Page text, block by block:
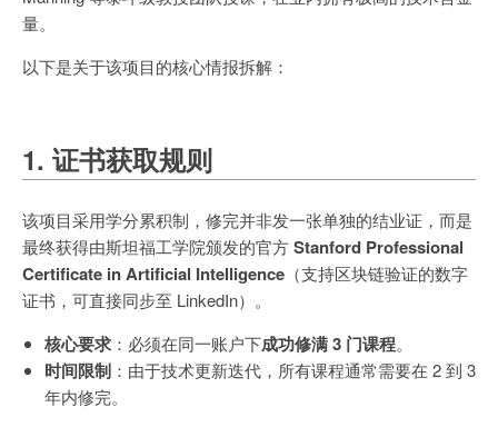
量。
以下是关于该项目的核心情报拆解：
1. 证书获取规则
该项目采用学分累积制，修完并非发一张单独的结业证，而是
最终获得由斯坦福工学院颁发的官方Stanford Professional
Certificate in Artificial Intelligence （支持区块链验证的数字
证书，可直接同步至 LinkedIn）。
核心要求 ：必须在同一账户下成功修满 3 门课程。
时间限制 ：由于技术更新迭代，所有课程通常需要在 2 到 3
年内修完。